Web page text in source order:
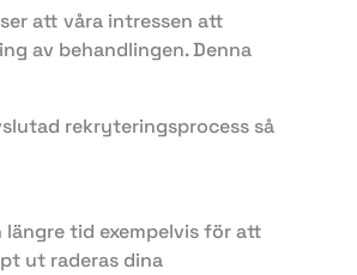
att våra intressen att
av behandlingen. Denna
rekryteringsprocess så
tid exempelvis för att
ut raderas dina